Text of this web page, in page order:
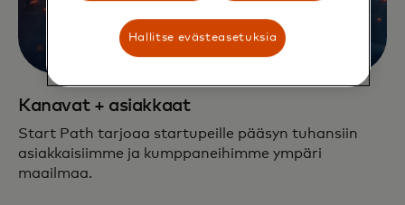
Kanavat + asiakkaat
Start Path tarjoaa startupeille pääsyn tuhansiin
asiakkaisiimme ja kumppaneihimme ympäri
maailmaa.
Hallitse evästeasetuksia